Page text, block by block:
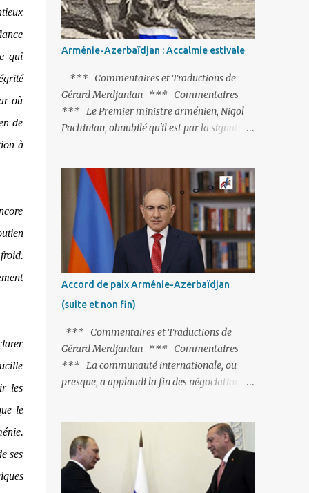
qui
où
de
à
les
le
ses
président Erdoğan, et pour certains sur la
réalisation du putsch lui-même.
Arménie-Azerbaïdjan : Accalmie estivale
*** Commentaires et Traductions de
Gérard Merdjanian *** Commentaires
*** Le Premier ministre arménien, Nigol
Pachinian, obnubilé qu'il est par la signature
fort avisé de lire les fables de Jean de La
Fontaine et plus particulièrement, « Le
Chien qui lâche sa proie pour l'ombre ».
C'est hélas fort peu probable ; l'Histoire ou la
Littérature ne sont pas ses points forts, pas
plus d'ailleurs que les négociations avec le
tandem turco-azéri. Faisant fi de tout ce qui
précède la chute de l'URSS, il est
exclusivement intéressé par ce qu'il nomme
« l'Arménie réelle ». Même les trois
présidents qu'ils l'ont précédés ne trouvent
pas grâce à ses yeux, les traitant de tous les
noms, avant de les traîner en justice. Et
arménienne, les...
Accord de paix Arménie-Azerbaïdjan
(suite et non fin)
*** Commentaires et Traductions de
Gérard Merdjanian *** Commentaires
*** La communauté internationale, ou
presque, a applaudi la fin des négociations
plus qu’à le finaliser. Oui, mais… Rappelons
que le projet d'accord de paix comprend 17
articles, dont 15 avaient déjà fait l'objet d'un
accord. Les deux points non résolus portaient